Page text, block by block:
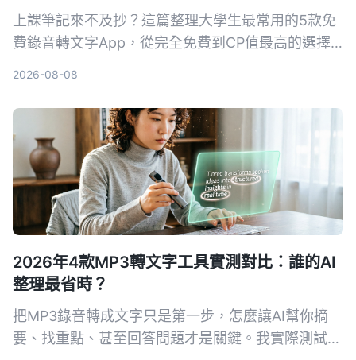
上課筆記來不及抄？這篇整理大學生最常用的5款免
費錄音轉文字App，從完全免費到CP值最高的選擇
2026-08-08
2026年4款MP3轉文字工具實測對比：誰的AI
整理最省時？
把MP3錄音轉成文字只是第一步，怎麼讓AI幫你摘
要、找重點、甚至回答問題才是關鍵。我實際測試了